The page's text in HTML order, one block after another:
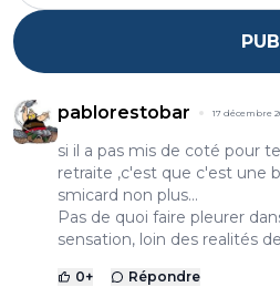
pablorestobar 17 décembre
si il a pas mis de coté pour
retraite ,c'est que c'est une
smicard non plus...
Pas de quoi faire pleurer
sensation, loin des realités
0+ Répondre